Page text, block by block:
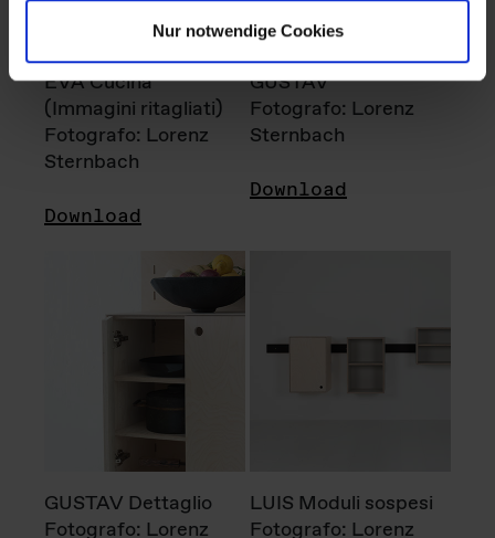
Nur notwendige Cookies
EVA Cucina
(Immagini ritagliati)
Fotografo: Lorenz
Sternbach
Download
GUSTAV
Fotografo: Lorenz
Sternbach
Download
GUSTAV Dettaglio
Fotografo: Lorenz
LUIS Moduli sospesi
Fotografo: Lorenz